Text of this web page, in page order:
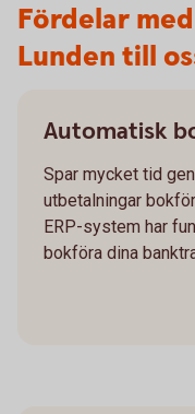
Fördelar
Lunden till
Automatisk
Spar mycket tid
utbetalningar
ERP-system har
bokföra dina